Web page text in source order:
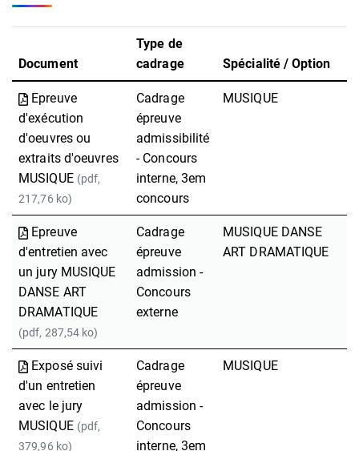
Document
Type de
cadrage
Spécialité / Option
Epreuve
d'exécution
d'oeuvres ou
extraits d'oeuvres
MUSIQUE (pdf,
217,76 ko)
Cadrage
épreuve
admissibilité
- Concours
interne, 3em
concours
MUSIQUE
Epreuve
d'entretien avec
un jury MUSIQUE
DANSE ART
DRAMATIQUE
(pdf, 287,54 ko)
Cadrage
épreuve
admission -
Concours
externe
MUSIQUE DANSE
ART DRAMATIQUE
Exposé suivi
d'un entretien
avec le jury
MUSIQUE (pdf,
379,96 ko)
Cadrage
épreuve
admission -
Concours
interne, 3em
MUSIQUE